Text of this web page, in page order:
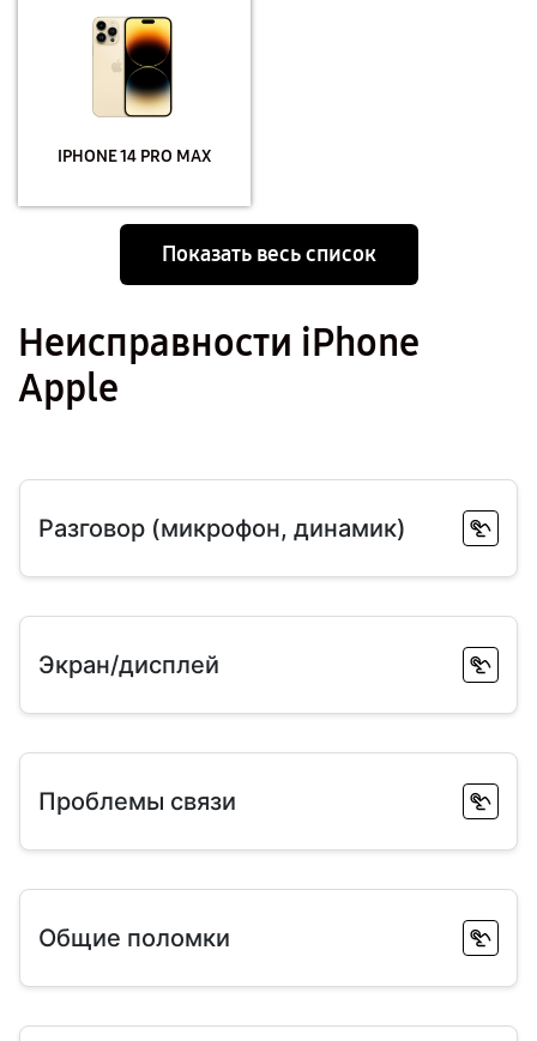
IPHONE 14 PRO MAX
Показать весь список
Неисправности iPhone
Apple
Разговор (микрофон, динамик)
Экран/дисплей
Проблемы связи
Общие поломки